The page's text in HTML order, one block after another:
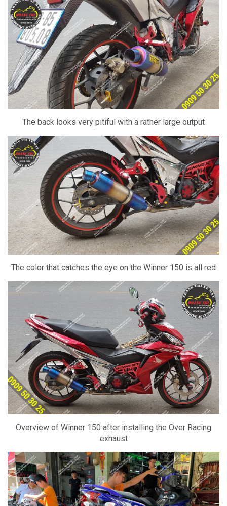
The back looks very pitiful with a rather large output
The color that catches the eye on the Winner 150 is all red
Overview of Winner 150 after installing the Over Racing
exhaust